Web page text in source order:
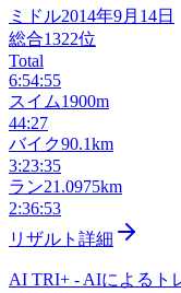
ミドル2014年9月14日
総合1322位
Total
6:54:55
スイム1900m
44:27
バイク90.1km
3:23:35
ラン21.0975km
2:36:53
リザルト詳細
AI TRI+ - AIによるト